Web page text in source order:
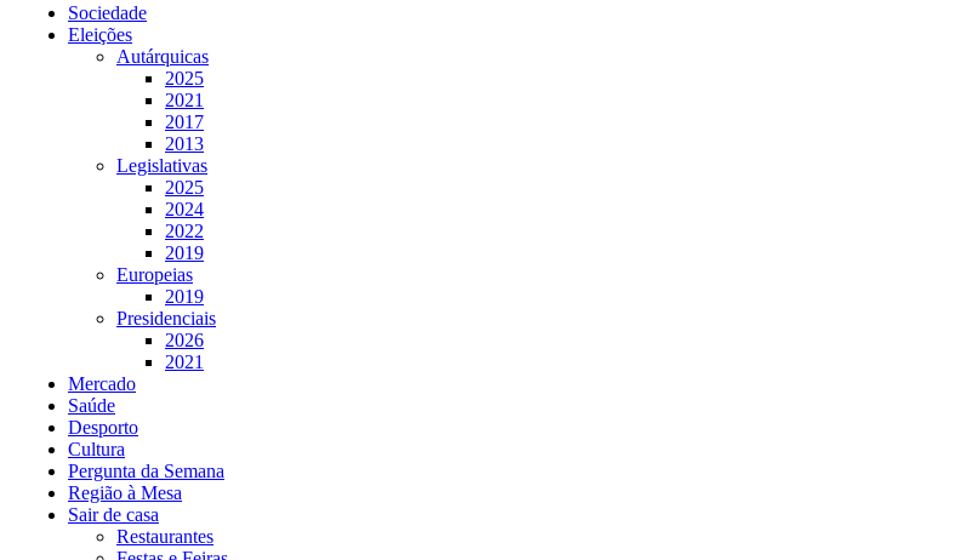
Sociedade
Eleições
Autárquicas
2025
2021
2017
2013
Legislativas
2025
2024
2022
2019
Europeias
2019
Presidenciais
2026
2021
Mercado
Saúde
Desporto
Cultura
Pergunta da Semana
Região à Mesa
Sair de casa
Restaurantes